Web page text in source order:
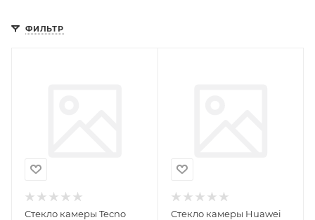
ФИЛЬТР
Стекло камеры Tecno
Стекло камеры Huawei